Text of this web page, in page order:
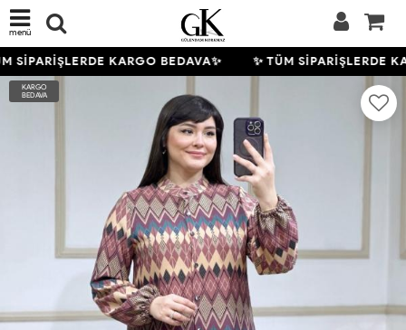
menü
SİPARİŞLERDE KARGO BEDAVA✨ ✨ TÜM SİPARİŞLERDE
KARGO
BEDAVA